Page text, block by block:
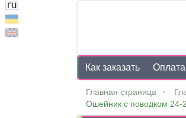
Как заказать Оплата
Главная страница
Ошейник с поводком